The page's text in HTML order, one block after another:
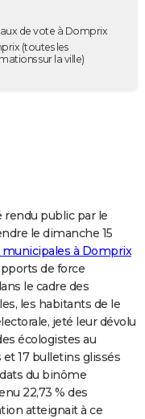
de vote à Domprix
(toutes les
sur la ville)
rendu public par le
le dimanche 15
à Domprix
de force
le cadre des
les habitants de le
jeté leur dévolu
écologistes au
17 bulletins glissés
du binôme
22,73 % des
atteignait à ce